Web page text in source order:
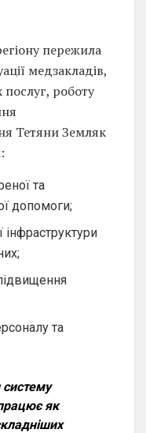
пережила
медзакладів,
послуг, роботу
Тетяни Земляк
та
допомоги;
інфраструктури
та
як